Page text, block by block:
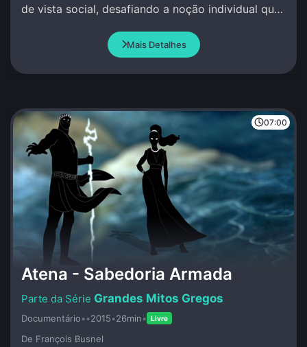
de vista social, desafiando a noção individual que
Mais Detalhes
07:00
Atena - Sabedoria Armada
Grandes Mitos Gregos
Documentário••2015•26min• Livre
De François Busnel